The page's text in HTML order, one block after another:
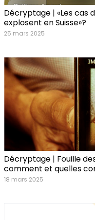
Décryptage | «Les cas
explosent en Suisse»?
25 mars 2025
Décryptage | Fouille
comment et quelles
18 mars 2025